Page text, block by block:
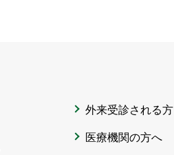
外来受診される方
医療機関の方へ